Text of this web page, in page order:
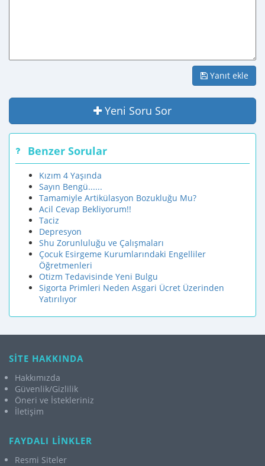
Yanıt ekle
Yeni Soru Sor
Benzer Sorular
Kızım 4 Yaşında
Sayın Bengü......
Tamamiyle Artikülasyon Bozukluğu Mu?
Acil Cevap Bekliyorum!!
Taciz
Depresyon
Shu Zorunluluğu ve Çalışmaları
Çocuk Esirgeme Kurumlarındaki Engelliler
Öğretmenleri
Otizm Tedavisinde Yeni Bulgu
Sigorta Primleri Neden Asgari Ücret Üzerinden
Yatırılıyor
SİTE HAKKINDA
Hakkımızda
Güvenlik/Gizlilik
Öneri ve İstekleriniz
İletişim
FAYDALI LİNKLER
Resmi Siteler